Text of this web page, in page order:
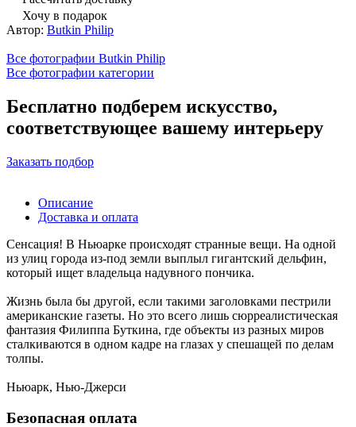
Хочу в подарок
Автор: Butkin Philip
Все фотографии Butkin Philip
Все фотографии категории
Бесплатно подберем искусство,
соответствующее вашему интерьеру
Заказать подбор
Описание
Доставка и оплата
Сенсация! В Ньюарке происходят странные вещи. На одной
из улиц города из-под земли выплыл гигантский дельфин,
который ищет владельца надувного пончика.
Жизнь была бы другой, если такими заголовками пестрили
американские газеты. Но это всего лишь сюрреалистическая
фантазия Филиппа Буткина, где объекты из разных миров
сталкиваются в одном кадре на глазах у спешащей по делам
толпы.
Ньюарк, Нью-Джерси
Безопасная оплата